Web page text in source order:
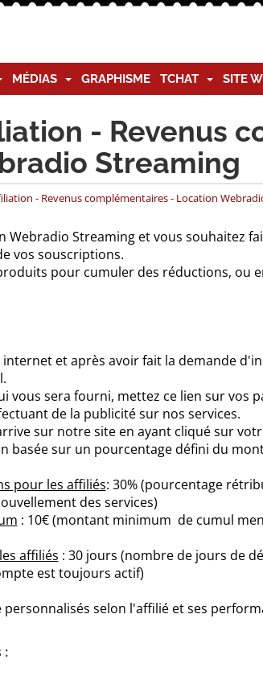
MÉDIAS GRAPHISME TCHAT SITE
- Revenus
Streaming
- Revenus complémentaires - Location
Webradio Streaming et vous souhaitez
vos souscriptions.
pour cumuler des réductions, ou
et après avoir fait la demande
.
vous sera fourni, mettez ce lien sur vos
de la publicité sur nos services.
sur notre site en ayant cliqué sur
basée sur un pourcentage défini du
pour les affiliés: 30% (pourcentage
des services)
: 10€ (montant minimum de cumul
affiliés : 30 jours (nombre de jours de
est toujours actif)
selon l'affilié et ses
: